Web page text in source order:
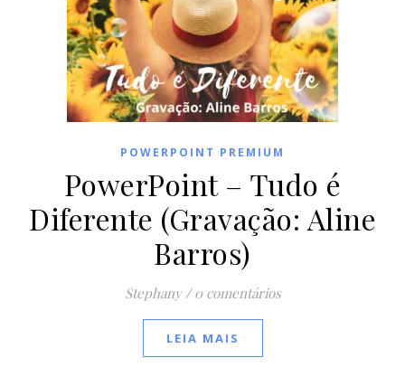
POWERPOINT PREMIUM
PowerPoint – Tudo é
Diferente (Gravação: Aline
Barros)
Stephany / 0 comentários
LEIA MAIS